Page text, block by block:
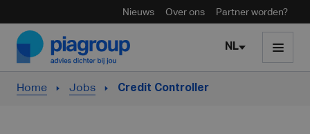
Nieuws Over ons Partner worden?
Skip to content
NL
Home Jobs Credit Controller